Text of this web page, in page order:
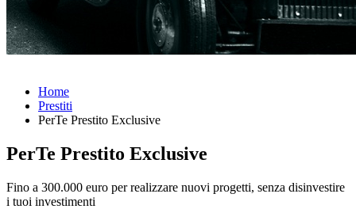
Home
Prestiti
PerTe Prestito Exclusive
PerTe Prestito Exclusive
Fino a 300.000 euro per realizzare nuovi progetti, senza disinvestire
i tuoi investimenti